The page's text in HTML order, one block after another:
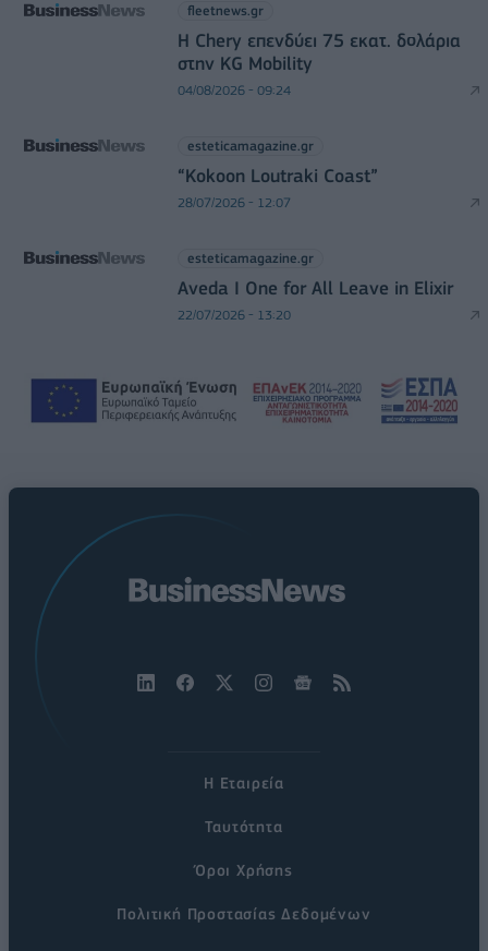
fleetnews.gr
Η Chery επενδύει 75 εκατ. δολάρια
στην KG Mobility
04/08/2026 - 09:24
esteticamagazine.gr
“Kokoon Loutraki Coast”
28/07/2026 - 12:07
esteticamagazine.gr
Aveda I One for All Leave in Elixir
22/07/2026 - 13:20
Η Εταιρεία
Ταυτότητα
Όροι Χρήσης
Πολιτική Προστασίας Δεδομένων